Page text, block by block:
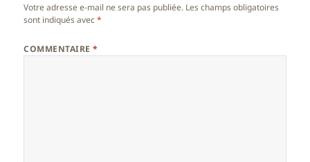
Votre adresse e-mail ne sera pas publiée. Les champs obligatoires
sont indiqués avec*
COMMENTAIRE*